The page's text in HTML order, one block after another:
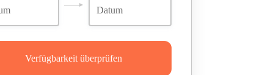
Verfügbarkeit überprüfen